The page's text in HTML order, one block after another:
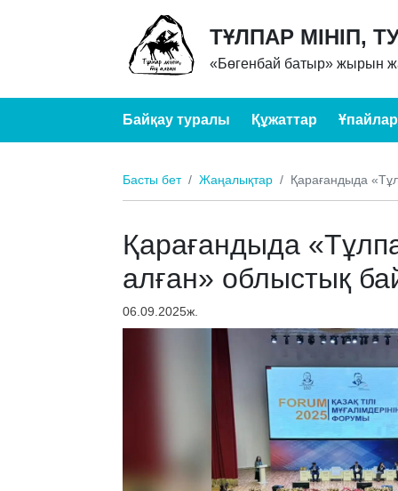
ТҰЛПАР МІНІП,
«Бөгенбай батыр» жырын
Байқау туралы Құжаттар Ұпайлар
Басты бет Жаңалықтар Қарағандыда
Қарағандыда
алған» облыстық
06.09.2025ж.